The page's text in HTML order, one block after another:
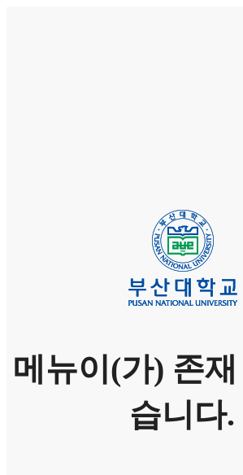
메뉴이(가) 존
습니다.